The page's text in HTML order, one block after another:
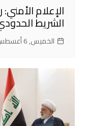
الإعلام
الشريط
الخميس, 6 أغسطس 2026, 22:59